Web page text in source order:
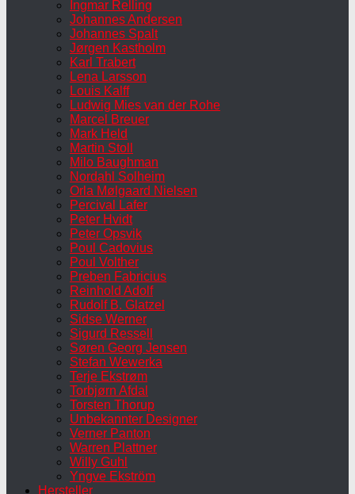
Ingmar Relling
Johannes Andersen
Johannes Spalt
Jørgen Kastholm
Karl Trabert
Lena Larsson
Louis Kalff
Ludwig Mies van der Rohe
Marcel Breuer
Mark Held
Martin Stoll
Milo Baughman
Nordahl Solheim
Orla Mølgaard Nielsen
Percival Lafer
Peter Hvidt
Peter Opsvik
Poul Cadovius
Poul Volther
Preben Fabricius
Reinhold Adolf
Rudolf B. Glatzel
Sidse Werner
Sigurd Ressell
Søren Georg Jensen
Stefan Wewerka
Terje Ekstrøm
Torbjørn Afdal
Torsten Thorup
Unbekannter Designer
Verner Panton
Warren Plattner
Willy Guhl
Yngve Ekström
Hersteller